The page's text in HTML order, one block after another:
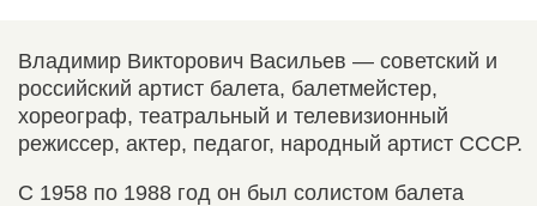
Владимир Викторович Васильев — советский и
российский артист балета, балетмейстер,
хореограф, театральный и телевизионный
режиссер, актер, педагог, народный артист СССР.
С 1958 по 1988 год он был солистом балета